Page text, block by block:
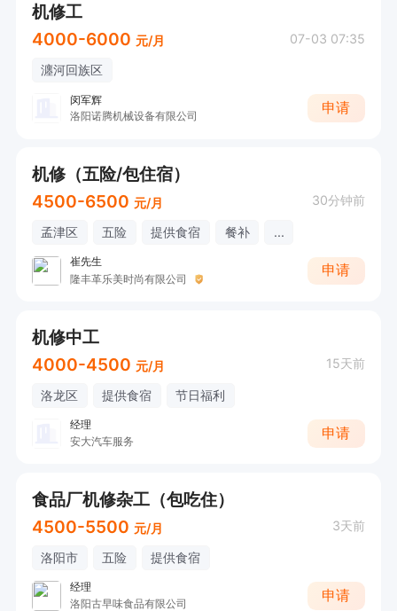
机修工
4000-6000 元/月 07-03 07:35
瀍河回族区
闵军辉
洛阳诺腾机械设备有限公司
申请
机修（五险/包住宿）
4500-6500 元/月 30分钟前
孟津区 五险 提供食宿 餐补 ...
崔先生
隆丰革乐美时尚有限公司
申请
机修中工
4000-4500 元/月 15天前
洛龙区 提供食宿 节日福利
经理
安大汽车服务
申请
食品厂机修杂工（包吃住）
4500-5500 元/月 3天前
洛阳市 五险 提供食宿
经理
洛阳古早味食品有限公司
申请